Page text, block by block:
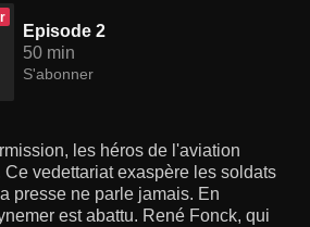
Episode 2
50 min
S'abonner
les héros de l'aviation
Ce vedettariat exaspère les soldats
presse ne parle jamais. En
est abattu. René Fonck, qui